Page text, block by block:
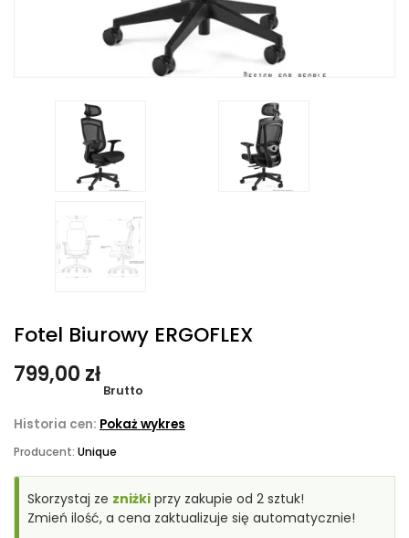
Fotel Biurowy ERGOFLEX
799,00 zł
Brutto
Historia cen: Pokaż wykres
Producent: Unique
Skorzystaj ze zniżki przy zakupie od 2 sztuk!
Zmień ilość, a cena zaktualizuje się automatycznie!